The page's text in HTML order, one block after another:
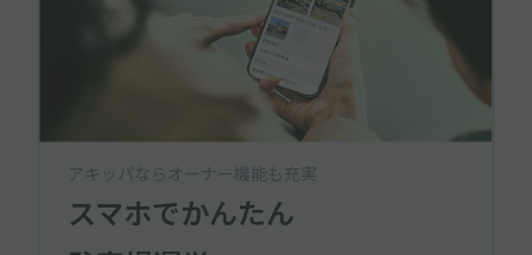
アキッパならオーナー機能も充実
スマホでかんたん